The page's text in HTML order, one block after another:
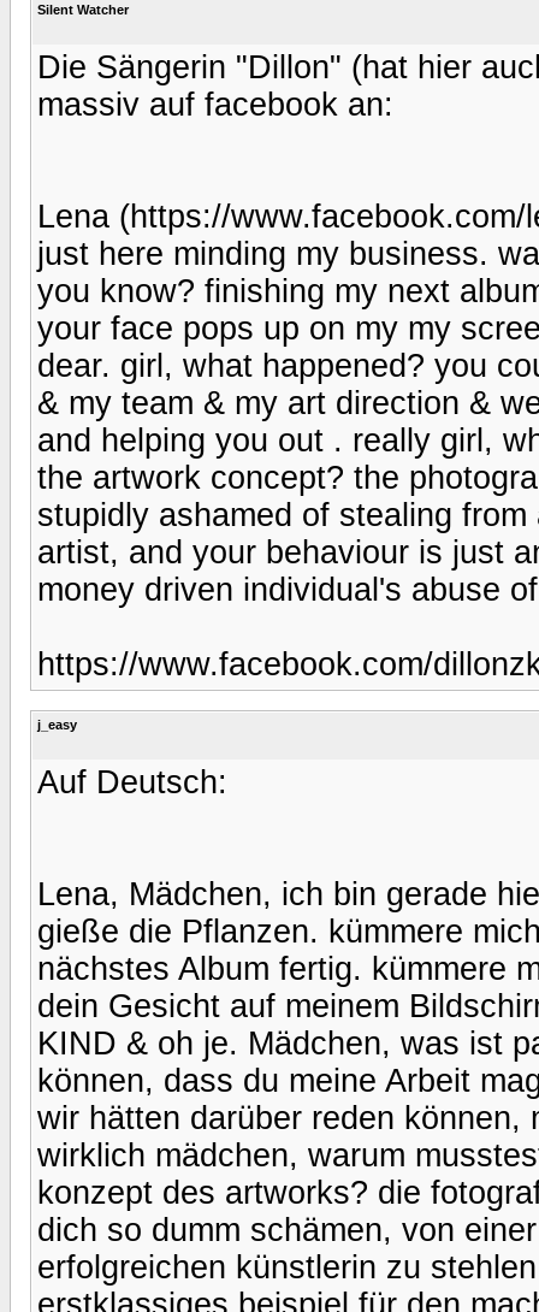
Silent Watcher
Die Sängerin "Dillon" (hat hier
massiv auf facebook an:
Lena (https://
just here minding my business.
you know? finishing my next
your face pops up on my my
dear. girl, what happened? you
& my team & my art direction &
and helping you out . really girl,
the artwork concept? the
stupidly ashamed of stealing
artist, and your behaviour is just
money driven individual's abuse
https://www.facebook.com/
j_easy
Auf Deutsch:
Lena, Mädchen, ich bin gerade
gieße die Pflanzen. kümmere
nächstes Album fertig. kümmere
dein Gesicht auf meinem
KIND & oh je. Mädchen, was ist
können, dass du meine Arbeit
wir hätten darüber reden
wirklich mädchen, warum
konzept des artworks? die
dich so dumm schämen, von
erfolgreichen künstlerin zu
erstklassiges beispiel für den